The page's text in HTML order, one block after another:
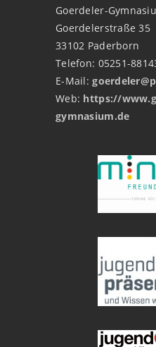
Goerdeler-
Goerdelerstraße 35
33102 Paderborn
Telefon: 05251-
E-Mail:
Web: https://
gymnasium.de